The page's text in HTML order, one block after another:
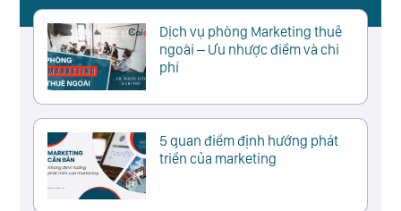
Dịch vụ phòng Marketing thuê
ngoài – Ưu nhược điểm và chi
phí
5 quan điểm định hướng phát
triển của marketing